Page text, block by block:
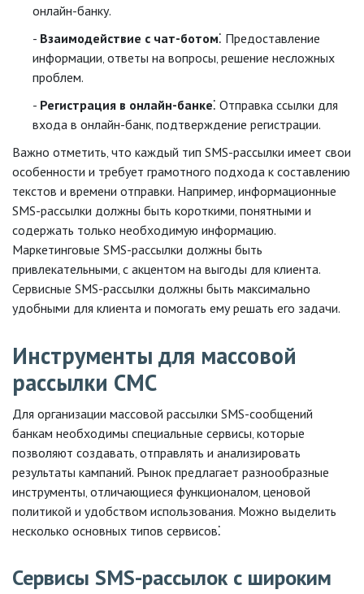
онлайн-банку.
Взаимодействие с чат-ботом⁚ Предоставление
информации‚ ответы на вопросы‚ решение несложных
проблем.
Регистрация в онлайн-банке⁚ Отправка ссылки для
входа в онлайн-банк‚ подтверждение регистрации.
Важно отметить‚ что каждый тип SMS-рассылки имеет свои
особенности и требует грамотного подхода к составлению
текстов и времени отправки. Например‚ информационные
SMS-рассылки должны быть короткими‚ понятными и
содержать только необходимую информацию.
Маркетинговые SMS-рассылки должны быть
привлекательными‚ с акцентом на выгоды для клиента.
Сервисные SMS-рассылки должны быть максимально
удобными для клиента и помогать ему решать его задачи.
Инструменты для массовой
рассылки СМС
Для организации массовой рассылки SMS-сообщений
банкам необходимы специальные сервисы‚ которые
позволяют создавать‚ отправлять и анализировать
результаты кампаний. Рынок предлагает разнообразные
инструменты‚ отличающиеся функционалом‚ ценовой
политикой и удобством использования. Можно выделить
несколько основных типов сервисов⁚
Сервисы SMS-рассылок с широким